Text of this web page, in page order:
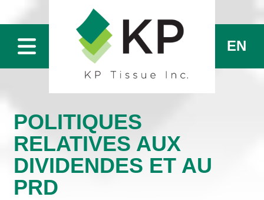
EN
POLITIQUES
RELATIVES AUX
DIVIDENDES ET AU
PRD